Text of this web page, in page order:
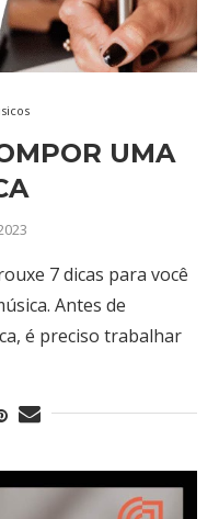
UMA
7 dicas para você
Antes de
é preciso trabalhar